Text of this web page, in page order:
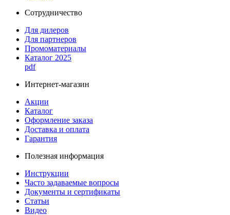
Сотрудничество
Для дилеров
Для партнеров
Промоматериалы
Каталог 2025
pdf
Интернет-магазин
Акции
Каталог
Оформление заказа
Доставка и оплата
Гарантия
Полезная информация
Инструкции
Часто задаваемые вопросы
Документы и сертификаты
Статьи
Видео